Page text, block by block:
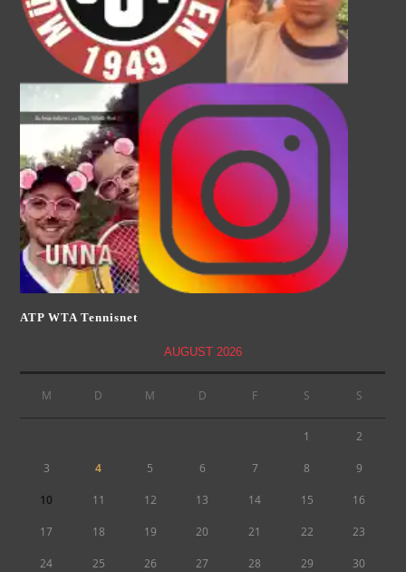
ATP WTA Tennisnet
AUGUST 2026
M D M D F S S
1 2
3 4 5 6 7 8 9
10 11 12 13 14 15 16
17 18 19 20 21 22 23
24 25 26 27 28 29 30